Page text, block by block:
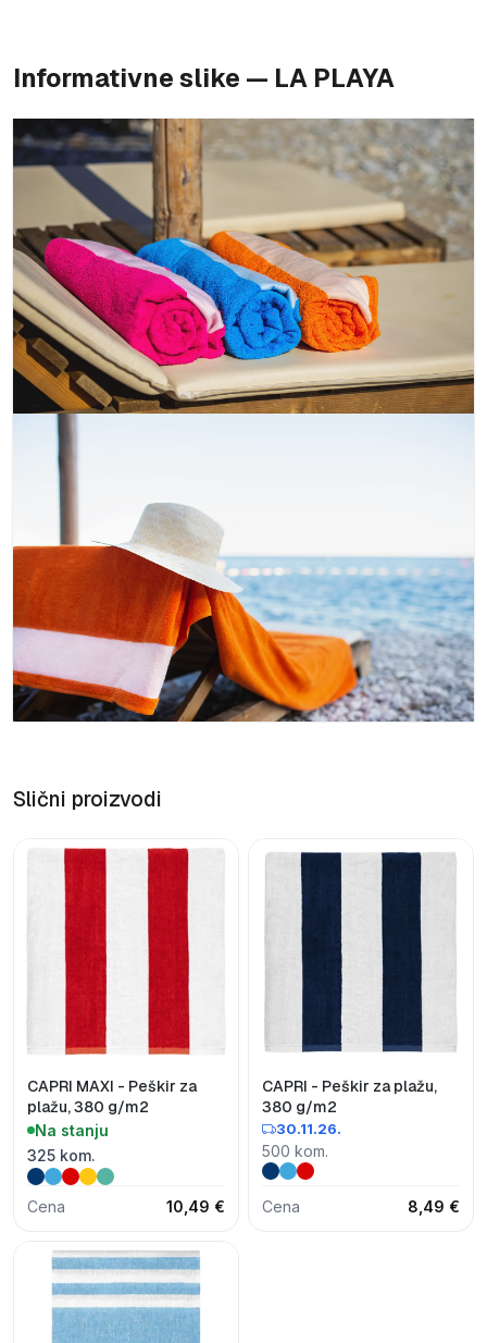
Informativne slike — LA PLAYA
Slični proizvodi
CAPRI MAXI - Peškir za
plažu, 380 g/m2
Na stanju
325 kom.
Cena 10,49 €
CAPRI - Peškir za plažu,
380 g/m2
30.11.26.
500 kom.
Cena 8,49 €